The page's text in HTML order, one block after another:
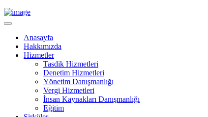
Anasayfa
Hakkımızda
Hizmetler
Tasdik Hizmetleri
Denetim Hizmetleri
Yönetim Danışmanlığı
Vergi Hizmetleri
İnsan Kaynakları Danışmanlığı
Eğitim